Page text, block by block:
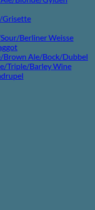
Grisette
Berliner Weisse
Brown Ale/Bock/Dubbel
Triple/Barley Wine